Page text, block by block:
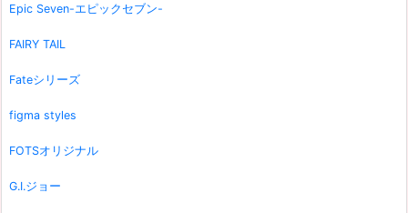
Epic Seven-エピックセブン-
FAIRY TAIL
Fateシリーズ
figma styles
FOTSオリジナル
G.I.ジョー